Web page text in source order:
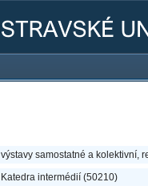
výstavy samostatné a kolektivní,
Katedra intermédií (50210)